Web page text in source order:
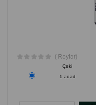
( Rəylər)
Çəki
1 ədəd